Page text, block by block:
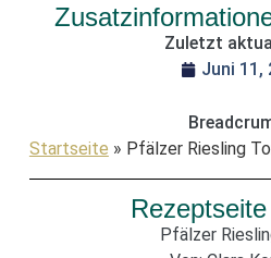
Zuletzt
Juni 11,
Startseite » Pfälzer Riesling
Pfälzer